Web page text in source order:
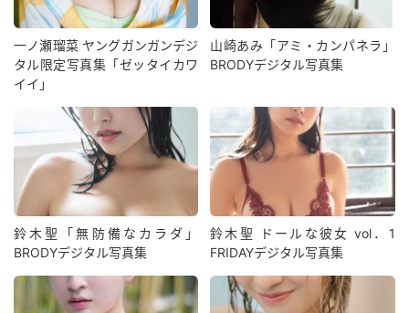
一ノ瀬瑠菜 ヤングガンガンデジ
タル限定写真集「ゼッタイカワ
イイ」
山崎あみ「アミ・カンパネラ」
BRODYデジタル写真集
鈴木聖「無防備なカラダ」
BRODYデジタル写真集
鈴木聖 ドールな彼女 vol．1
FRIDAYデジタル写真集